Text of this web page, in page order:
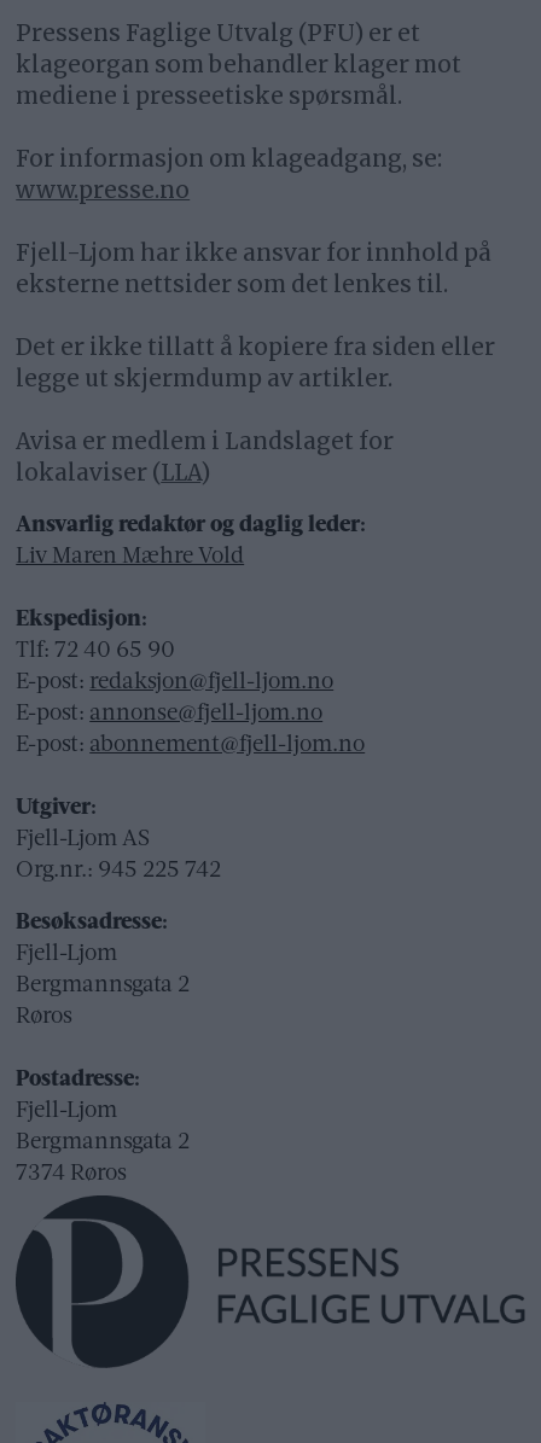
Pressens Faglige Utvalg (PFU) er et
klageorgan som behandler klager mot
mediene i presseetiske spørsmål.
For informasjon om klageadgang, se:
www.presse.no
Fjell-Ljom har ikke ansvar for innhold på
eksterne nettsider som det lenkes til.
Det er ikke tillatt å kopiere fra siden eller
legge ut skjermdump av artikler.
Avisa er medlem i Landslaget for
lokalaviser (LLA)
Ansvarlig redaktør og daglig leder:
Liv Maren Mæhre Vold
Ekspedisjon:
Tlf: 72 40 65 90
E-post: redaksjon@fjell-ljom.no
E-post: annonse@fjell-ljom.no
E-post: abonnement@fjell-ljom.no
Utgiver:
Fjell-Ljom AS
Org.nr.: 945 225 742
Besøksadresse:
Fjell-Ljom
Bergmannsgata 2
Røros
Postadresse:
Fjell-Ljom
Bergmannsgata 2
7374 Røros